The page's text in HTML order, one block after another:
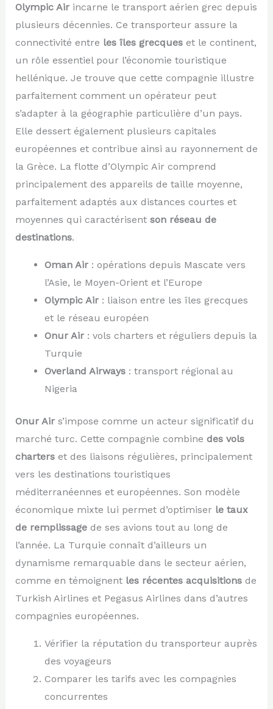
Olympic Airincarne le transport aérien grec depuis
plusieurs décennies. Ce transporteur assure la
connectivité entre les îles grecqueset le continent,
un rôle essentiel pour l’économie touristique
hellénique. Je trouve que cette compagnie illustre
parfaitement comment un opérateur peut
s’adapter à la géographie particulière d’un pays.
Elle dessert également plusieurs capitales
européennes et contribue ainsi au rayonnement de
la Grèce. La flotte d’Olympic Air comprend
principalement des appareils de taille moyenne,
parfaitement adaptés aux distances courtes et
moyennes qui caractérisent son réseau de
destinations.
Oman Air: opérations depuis Mascate vers
l’Asie, le Moyen-Orient et l’Europe
Olympic Air: liaison entre les îles grecques
et le réseau européen
Onur Air: vols charters et réguliers depuis la
Turquie
Overland Airways: transport régional au
Nigeria
Onur Airs’impose comme un acteur significatif du
marché turc. Cette compagnie combine des vols
charterset des liaisons régulières, principalement
vers les destinations touristiques
méditerranéennes et européennes. Son modèle
économique mixte lui permet d’optimiser le taux
de remplissagede ses avions tout au long de
l’année. La Turquie connaît d’ailleurs un
dynamisme remarquable dans le secteur aérien,
comme en témoignent les récentes acquisitionsde
Turkish Airlines et Pegasus Airlines dans d’autres
compagnies européennes.
Vérifier la réputation du transporteur auprès
des voyageurs
Comparer les tarifs avec les compagnies
concurrentes